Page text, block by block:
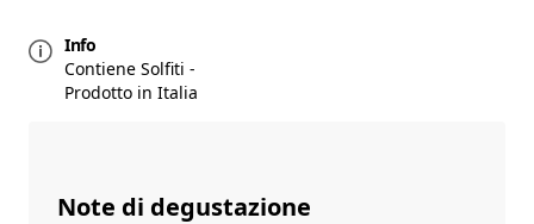
Info
Contiene Solfiti -
Prodotto in Italia
Note di degustazione